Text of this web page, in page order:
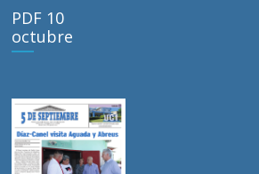
PDF 10
octubre